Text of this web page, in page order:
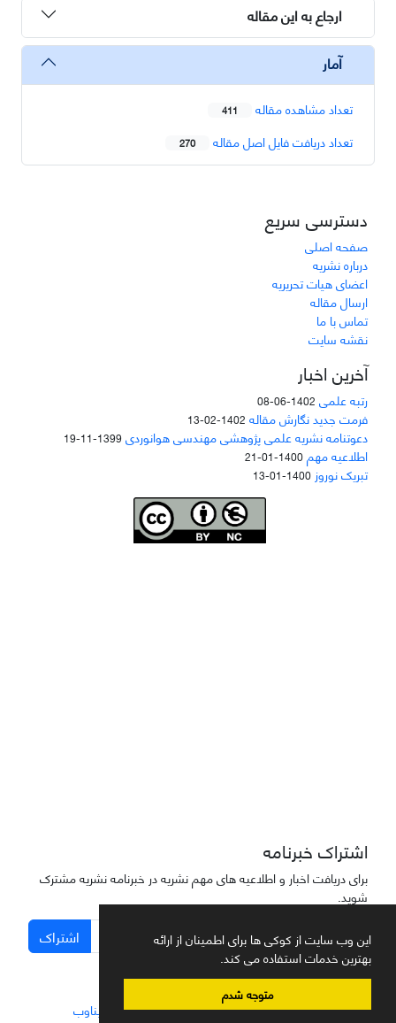
این وب سایت از کوکی ها برای اطمینان از ارائه
بهترین خدمات استفاده می کند.
متوجه شدم
ارجاع به این مقاله
آمار
تعداد مشاهده مقاله 411
تعداد دریافت فایل اصل مقاله 270
دسترسی سریع
صفحه اصلی
درباره نشریه
اعضای هیات تحریریه
ارسال مقاله
تماس با ما
نقشه سایت
آخرین اخبار
رتبه علمی 1402-06-08
فرمت جدید نگارش مقاله 1402-02-13
دعوتنامه نشریه علمی پژوهشی مهندسی هوانوردی1399-11-19
اطلاعیه مهم1400-01-21
تبریک نوروز 1400-01-13
اشتراک خبرنامه
برای دریافت اخبار و اطلاعیه های مهم نشریه در خبرنامه نشریه مشترک
شوید.
اشتراک
سامانه مدیریت نشریات علمی.طراحی و پیاده سازی از سیناوب